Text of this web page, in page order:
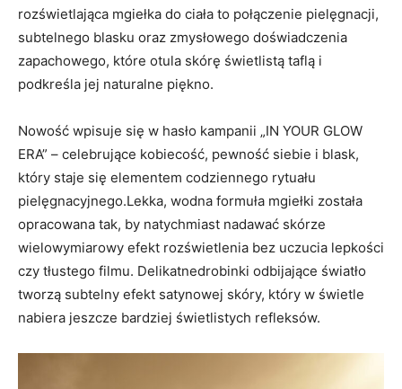
rozświetlająca mgiełka do ciała to połączenie pielęgnacji,
subtelnego blasku oraz zmysłowego doświadczenia
zapachowego, które otula skórę świetlistą taflą i
podkreśla jej naturalne piękno.
Nowość wpisuje się w hasło kampanii „IN YOUR GLOW
ERA” – celebrujące kobiecość, pewność siebie i blask,
który staje się elementem codziennego rytuału
pielęgnacyjnego.Lekka, wodna formuła mgiełki została
opracowana tak, by natychmiast nadawać skórze
wielowymiarowy efekt rozświetlenia bez uczucia lepkości
czy tłustego filmu. Delikatnedrobinki odbijające światło
tworzą subtelny efekt satynowej skóry, który w świetle
nabiera jeszcze bardziej świetlistych refleksów.